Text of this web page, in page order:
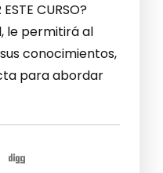
ESTE CURSO?
le permitirá al
conocimientos,
para abordar